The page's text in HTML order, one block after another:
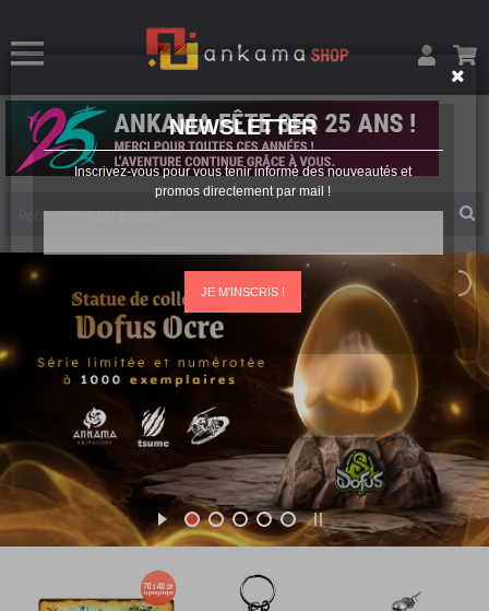
NEWSLETTER
Inscrivez-vous pour vous tenir informé des nouveautés et
promos directement par mail !
JE M'INSCRIS !